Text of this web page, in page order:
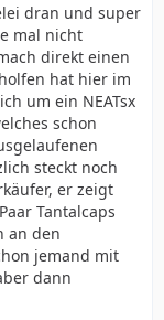
dran und super
mal nicht
direkt einen
hat hier im
um ein NEATsx
schon
steckt noch
er zeigt
Tantalcaps
an den
jemand mit
dann